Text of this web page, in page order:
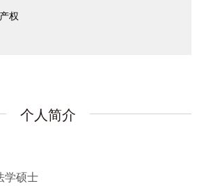
权
个人简介
学硕士